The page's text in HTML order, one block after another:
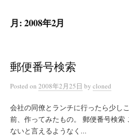
ス
プ
月:2008年2月
郵便番号検索
Posted on 2008年2月25日 by cloned
会社の同僚とランチに行ったら少し
前、作ってみたもの。 郵便番号検索
ないと言えるようなく...